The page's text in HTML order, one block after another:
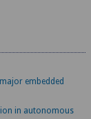
embedded
in autonomous